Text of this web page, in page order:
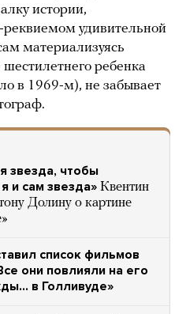
истории,
удивительной
материализуясь
шестилетнего ребенка
в 1969-м), не забывает
звезда, чтобы
и сам звезда» Квентин
Долину о картине
список фильмов
они повлияли на его
в Голливуде»